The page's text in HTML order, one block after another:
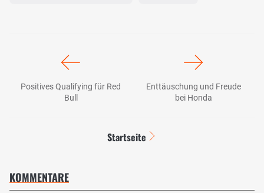
Positives Qualifying für Red
Bull
Enttäuschung und Freude
bei Honda
Startseite
KOMMENTARE